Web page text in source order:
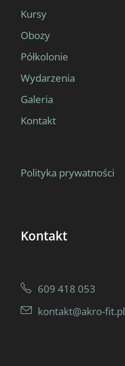
Kursy
Obozy
Półkolonie
Wydarzenia
Galeria
Kontakt
Polityka prywatności
Kontakt
609 418 053
kontakt@akro-fit.pl